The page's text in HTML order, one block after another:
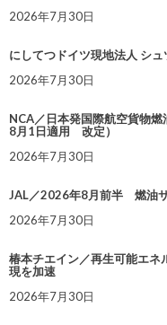
2026年7月30日
にしてつドイツ現地法人 シ
2026年7月30日
NCA／日本発国際航空貨物
8月1日適用 改定）
2026年7月30日
JAL／2026年8月前半 燃油
2026年7月30日
椿本チエイン／再生可能エネ
現を加速
2026年7月30日